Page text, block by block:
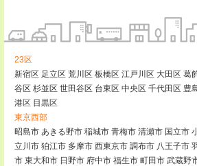
23区
新宿区 足立区 荒川区 板橋区 江戸川区 大田区 葛
谷区 杉並区 世田谷区 台東区 中央区 千代田区 豊
港区 目黒区
東京西部
昭島市 あきる野市 稲城市 青梅市 清瀬市 国立市
立川市 狛江市 多摩市 西東京市 調布市 八王子市
市 東大和市 日野市 府中市 福生市 町田市 武蔵野